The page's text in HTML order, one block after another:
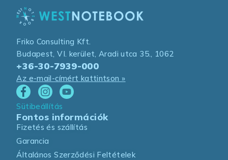
Friko Consulting Kft.
Budapest, VI. kerület, Aradi utca 35., 1062
+36-30-7939-000
Az e-mail-címért kattintson »
Sütibeállítás
Fontos információk
Fizetés és szállítás
Garancia
Általános Szerződési Feltételek